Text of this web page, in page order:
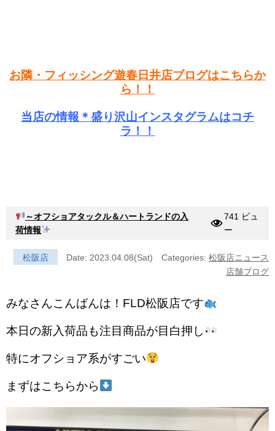
お隣・フィッシング遊春日井店ブログはこちらか
ら！！
当店の情報＊盛り沢山インスタグラムはコチ
ラ！！
～オフショアタックル＆ハートランドの入
荷情報
741 ビュ
ー
松阪店 Date: 2023.04.08(Sat) Categories: 松阪店ニュース
店舗ブログ
みなさんこんばんは！FLD松阪店です
本日の新入荷品も注目商品が目白押し
特にオフショア系がすごい
まずはこちらから